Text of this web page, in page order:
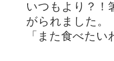
いつもより？！
がられました。
「また食べた